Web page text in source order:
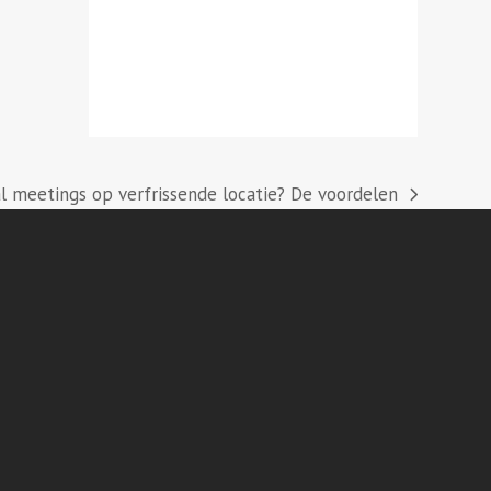
meetings op verfrissende locatie? De voordelen